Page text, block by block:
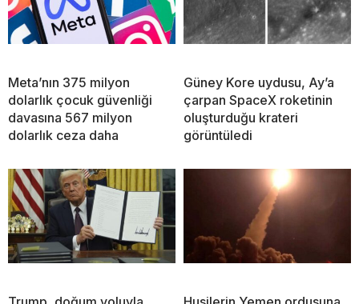
Meta’nın 375 milyon
dolarlık çocuk güvenliği
davasına 567 milyon
dolarlık ceza daha
Güney Kore uydusu, Ay’a
çarpan SpaceX roketinin
oluşturduğu krateri
görüntüledi